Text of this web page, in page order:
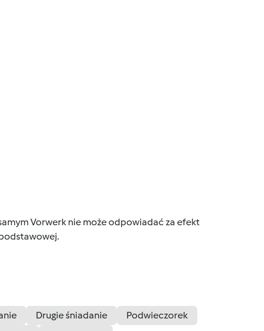
Vorwerk nie może odpowiadać za efekt
Drugie śniadanie
Podwieczorek